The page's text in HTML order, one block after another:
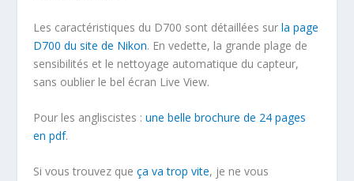
Les caractéristiques du D700 sont détaillées surla page
D700 du site de Nikon. En vedette, la grande plage de
sensibilités et le nettoyage automatique du capteur,
sans oublier le bel écran Live View.
Pour les angliscistes :une belle brochure de 24 pages
en pdf.
Si vous trouvez queça va trop vite, je ne vous